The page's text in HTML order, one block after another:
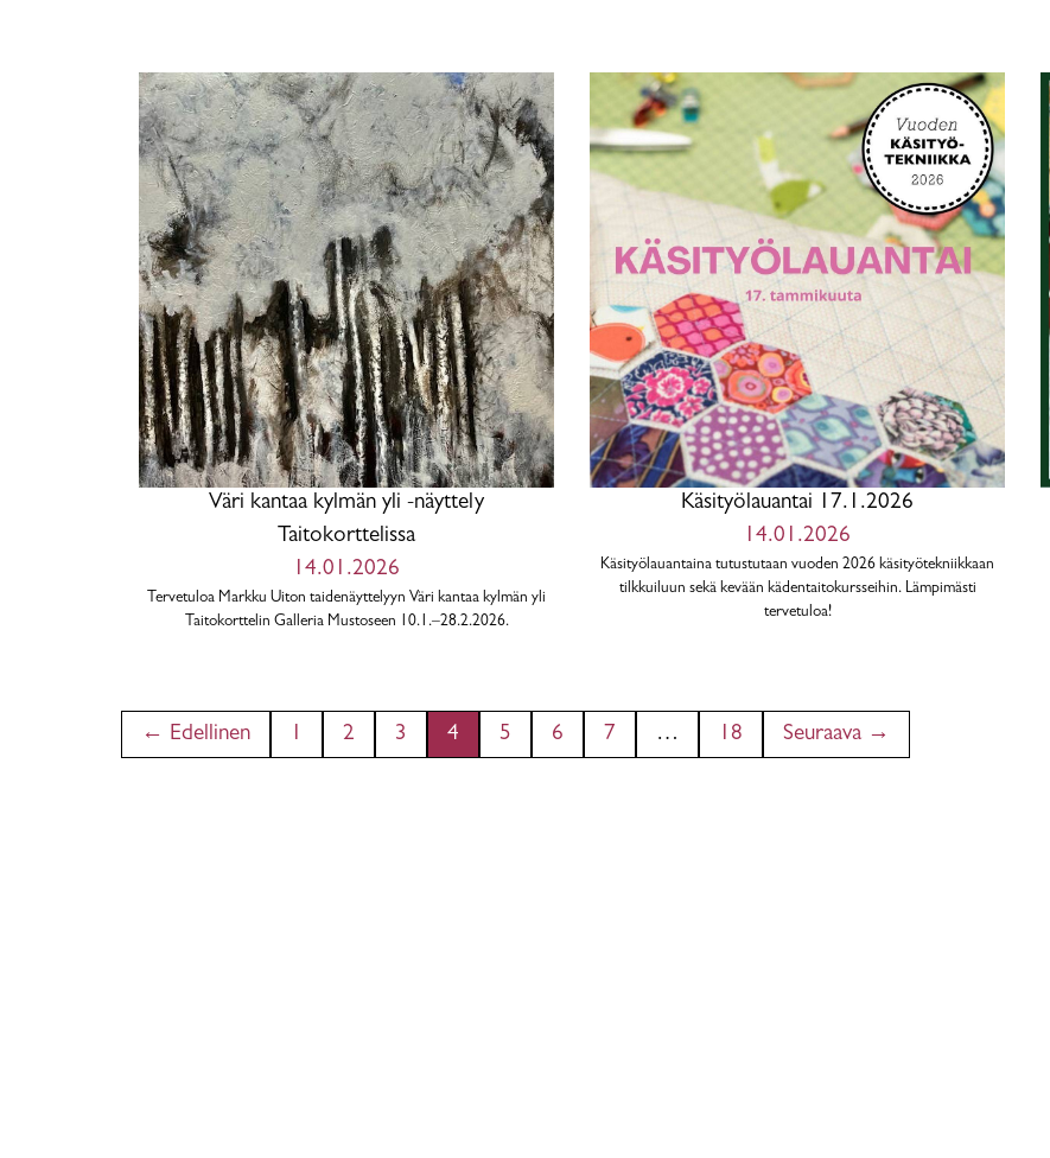
Väri kantaa kylmän yli -näyttely
Taitokorttelissa
14.01.2026
Tervetuloa Markku Uiton taidenäyttelyyn Väri kantaa kylmän yli
Taitokorttelin Galleria Mustoseen 10.1.–28.2.2026.
Käsityölauantai 17.1.2026
14.01.2026
Käsityölauantaina tutustutaan vuoden 2026 käsityötekniikkaan
tilkkuiluun sekä kevään kädentaitokursseihin. Lämpimästi
tervetuloa!
← Edellinen 1 2 3 4 (nykyinen)
5 6 7 … 18 Seuraava →